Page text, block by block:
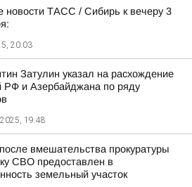
новости ТАСС / Сибирь к вечеру 3
20:03
Затулин указал на расхождение
РФ и Азербайджана по ряду
19:48
вмешательства прокуратуры
СВО предоставлен в
земельный участок